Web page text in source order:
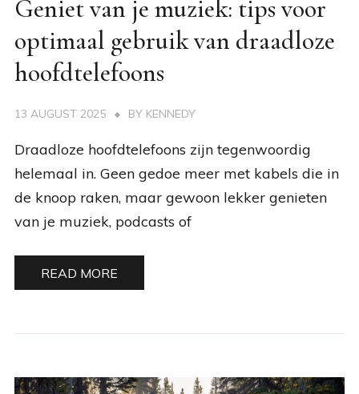
Geniet van je muziek: tips voor
optimaal gebruik van draadloze
hoofdtelefoons
13 AUGUST 2025 BY KENNEDY
Draadloze hoofdtelefoons zijn tegenwoordig
helemaal in. Geen gedoe meer met kabels die in
de knoop raken, maar gewoon lekker genieten
van je muziek, podcasts of
READ MORE